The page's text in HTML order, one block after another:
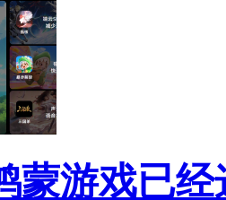
蒙游戏已